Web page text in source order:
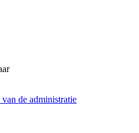
de administratie